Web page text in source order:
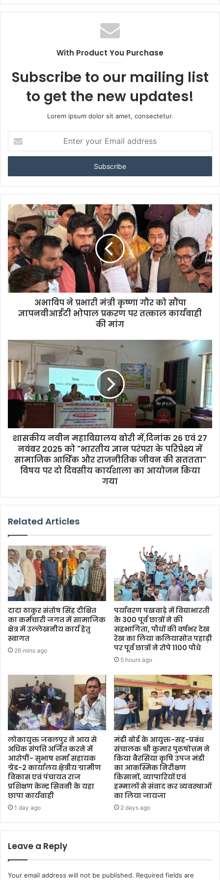
With Product You Purchase
Subscribe to our mailing list
to get the new updates!
Lorem ipsum dolor sit amet, consectetur.
your
Email
अभाविप ने प्रभारी मंत्री कृष्णा गौर को सौंपा
ज्ञापनवीआईटी भोपाल प्रकरण पर तत्काल कार्यवाही
की मांग
शासकीय नवीन महाविद्यालय बोरी में,दिनांक 26 एवं 27
नवंबर 2025 को "भारतीय ज्ञान परंपरा के परिप्रेक्ष्य में
सामाजिक आर्थिक और राजनीतिक जीवन की सततता"
विषय पर दो दिवसीय कार्यशाला का आयोजन किया
गया
Related Articles
दादा ठाकुर संतोष सिंह दीक्षित
का कर्मचारी जगत में सामाजिक
क्षेत्र में उल्लेखनीय कार्य हेतु
स्वागत
26 mins ago
पर्यावरण पखवाड़े में विद्याभारती
के 300 पूर्व छात्रों ने की
सहभागिता, पौधों की वर्षभर देख
रेख का लिया कलियासोत पहाड़ी
पर पूर्व छात्रों ने रोपे 1100 पौधे
5 hours ago
लोकायुक्त जबलपुर ने आय से
अधिक संपत्ति अर्जित करने में
आरोपी- सुभाष शर्मा सहायक
ग्रेड-2 कार्यालय क्षे़त्रीय ग्रामीण
विकास एवं पंचायत राज
प्रशिक्षण केन्द्र सिवनी के यहा
छापा कार्यवाही
1 day ago
मंडी बोर्ड के आयुक्त-सह-प्रबंध
संचालक श्री कुमार पुरुषोत्तम ने
किया बैरसिया कृषि उपज मंडी
का आकस्मिक निरीक्षण
किसानों, व्यापारियों एवं
हम्मालों से संवाद कर व्यवस्थाओं
का लिया जायजा
2 days ago
Leave a Reply
Your email address will not be published. Required fields are